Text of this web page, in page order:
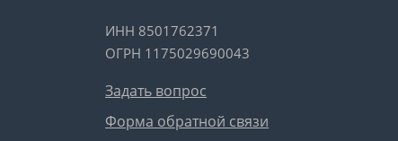
ИНН 8501762371
ОГРН 1175029690043
Задать вопрос
Форма обратной связи